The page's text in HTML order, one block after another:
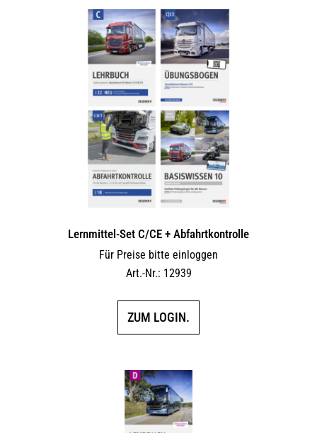
Lernmittel-Set C/CE + Abfahrtkontrolle
Für Preise bitte einloggen
Art.-Nr.: 12939
ZUM LOGIN.